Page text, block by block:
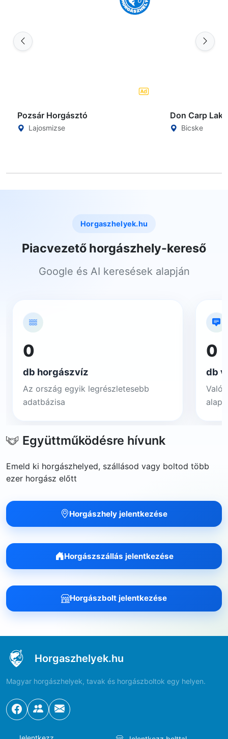
Pozsár Horgásztó
Lajosmizse
Don Carp Lake
Bicske
Horgaszhelyek.hu
Piacvezető horgászhely-kereső
Google és AI keresések alapján
0
db horgászvíz
Az ország egyik legrészletesebb
adatbázisa
0
db
Együttműködésre hívunk
Emeld ki horgászhelyed, szállásod vagy boltod több
ezer horgász előtt
Horgászhely jelentkezése
Horgászszállás jelentkezése
Horgászbolt jelentkezése
Horgaszhelyek.hu
Magyar horgászhelyek, tavak és horgászboltok egy helyen.